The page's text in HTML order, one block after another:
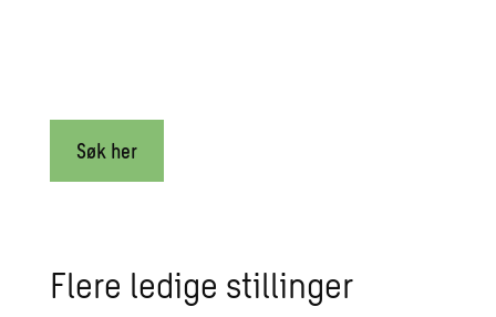
Søk her
Flere ledige stillinger